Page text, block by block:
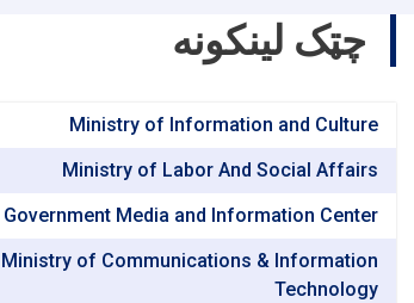
چټک لینکونه
Ministry of Information and Culture
Ministry of Labor And Social Affairs
Government Media and Information Center
Ministry of Communications & Information
Technology